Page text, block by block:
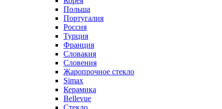
Польша
Португалия
Россия
Турция
Франция
Словакия
Словения
Жаропрочное стекло
Simax
Керамика
Bellevue
Стекло